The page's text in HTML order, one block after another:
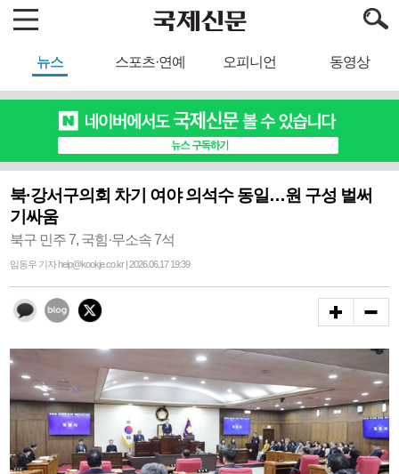
뉴스 스포츠·연예 오피니언 동영상
북·강서구의회 차기 여야 의석수 동일…원 구성 벌써
기싸움
북구 민주 7, 국힘·무소속 7석
임동우 기자 help@kookje.co.kr | 2026.06.17 19:39